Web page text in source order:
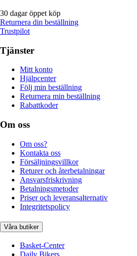
30 dagar öppet köp
Returnera din beställning
Trustpilot
Tjänster
Mitt konto
Hjälpcenter
Följ min beställning
Returnera min beställning
Rabattkoder
Om oss
Om oss?
Kontakta oss
Försäljningsvillkor
Returer och återbetalningar
Ansvarsfriskrivning
Betalningsmetoder
Priser och leveransalternativ
Integritetspolicy
Våra butiker
Basket-Center